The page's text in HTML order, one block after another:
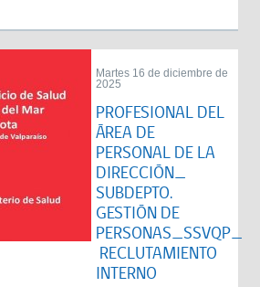
Martes 16 de diciembre de
2025
PROFESIONAL DEL
ÁREA DE
PERSONAL DE LA
DIRECCIÓN_
SUBDEPTO.
GESTIÓN DE
PERSONAS_SSVQP_
RECLUTAMIENTO
INTERNO